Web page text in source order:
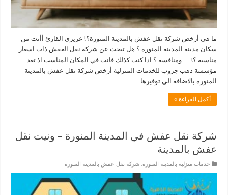
ما هي أرخص شركة نقل عفش بالمدينة المنورة؟! عزيزى القارئ أأنت من
سكان مدينة المدينة المنورة ؟ هل تبحث عن شركة نقل العفش ذات اسعار
مناسبة ؟! … ومنافسة ؟ اذا كنت كذلك فانت في المكان المناسب اذ تعد
مؤسسة دهب جروب للخدمات المنزلية أرخص شركة نقل عفش بالمدينة
المنورة بالاضافة الي توفيرها …
أكمل القراءة »
شركة نقل عفش في المدينة المنورة – ونيت نقل
عفش بالمدينة
خدمات منزلية بالمدينة المنورة,شركة نقل عفش بالمدينة المنورة